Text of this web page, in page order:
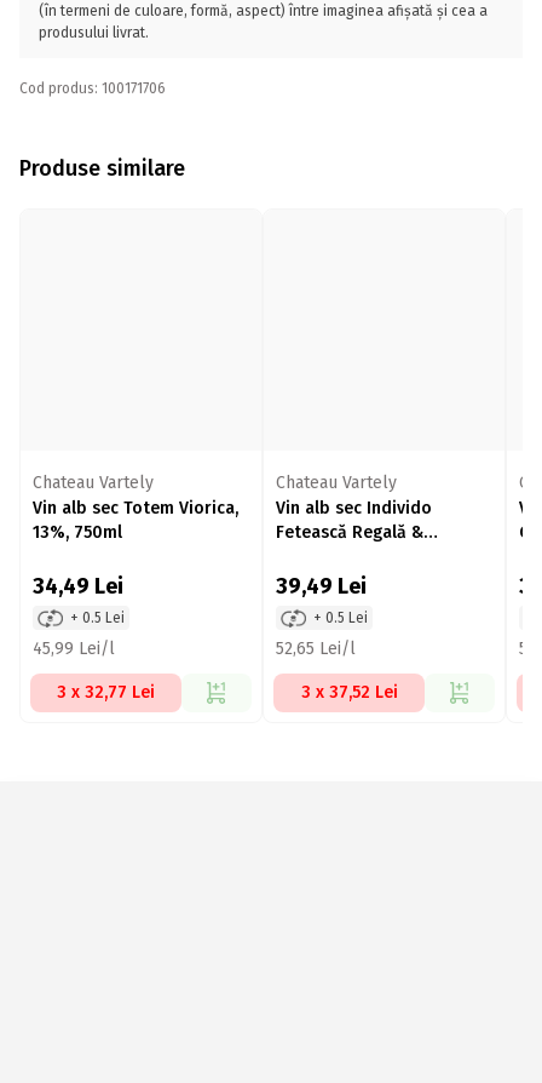
(în termeni de culoare, formă, aspect) între imaginea afișată și cea a
produsului livrat.
Cod produs: 100171706
Produse similare
Chateau Vartely
Vin alb sec Totem Viorica,
13%, 750ml
34,49 Lei
+ 0.5 Lei
45,99 Lei/l
3 x 32,77 Lei
Chateau Vartely
Vin alb sec Individo
Fetească Regală &
39,49 Lei
+ 0.5 Lei
52,65 Lei/l
3 x 37,52 Lei